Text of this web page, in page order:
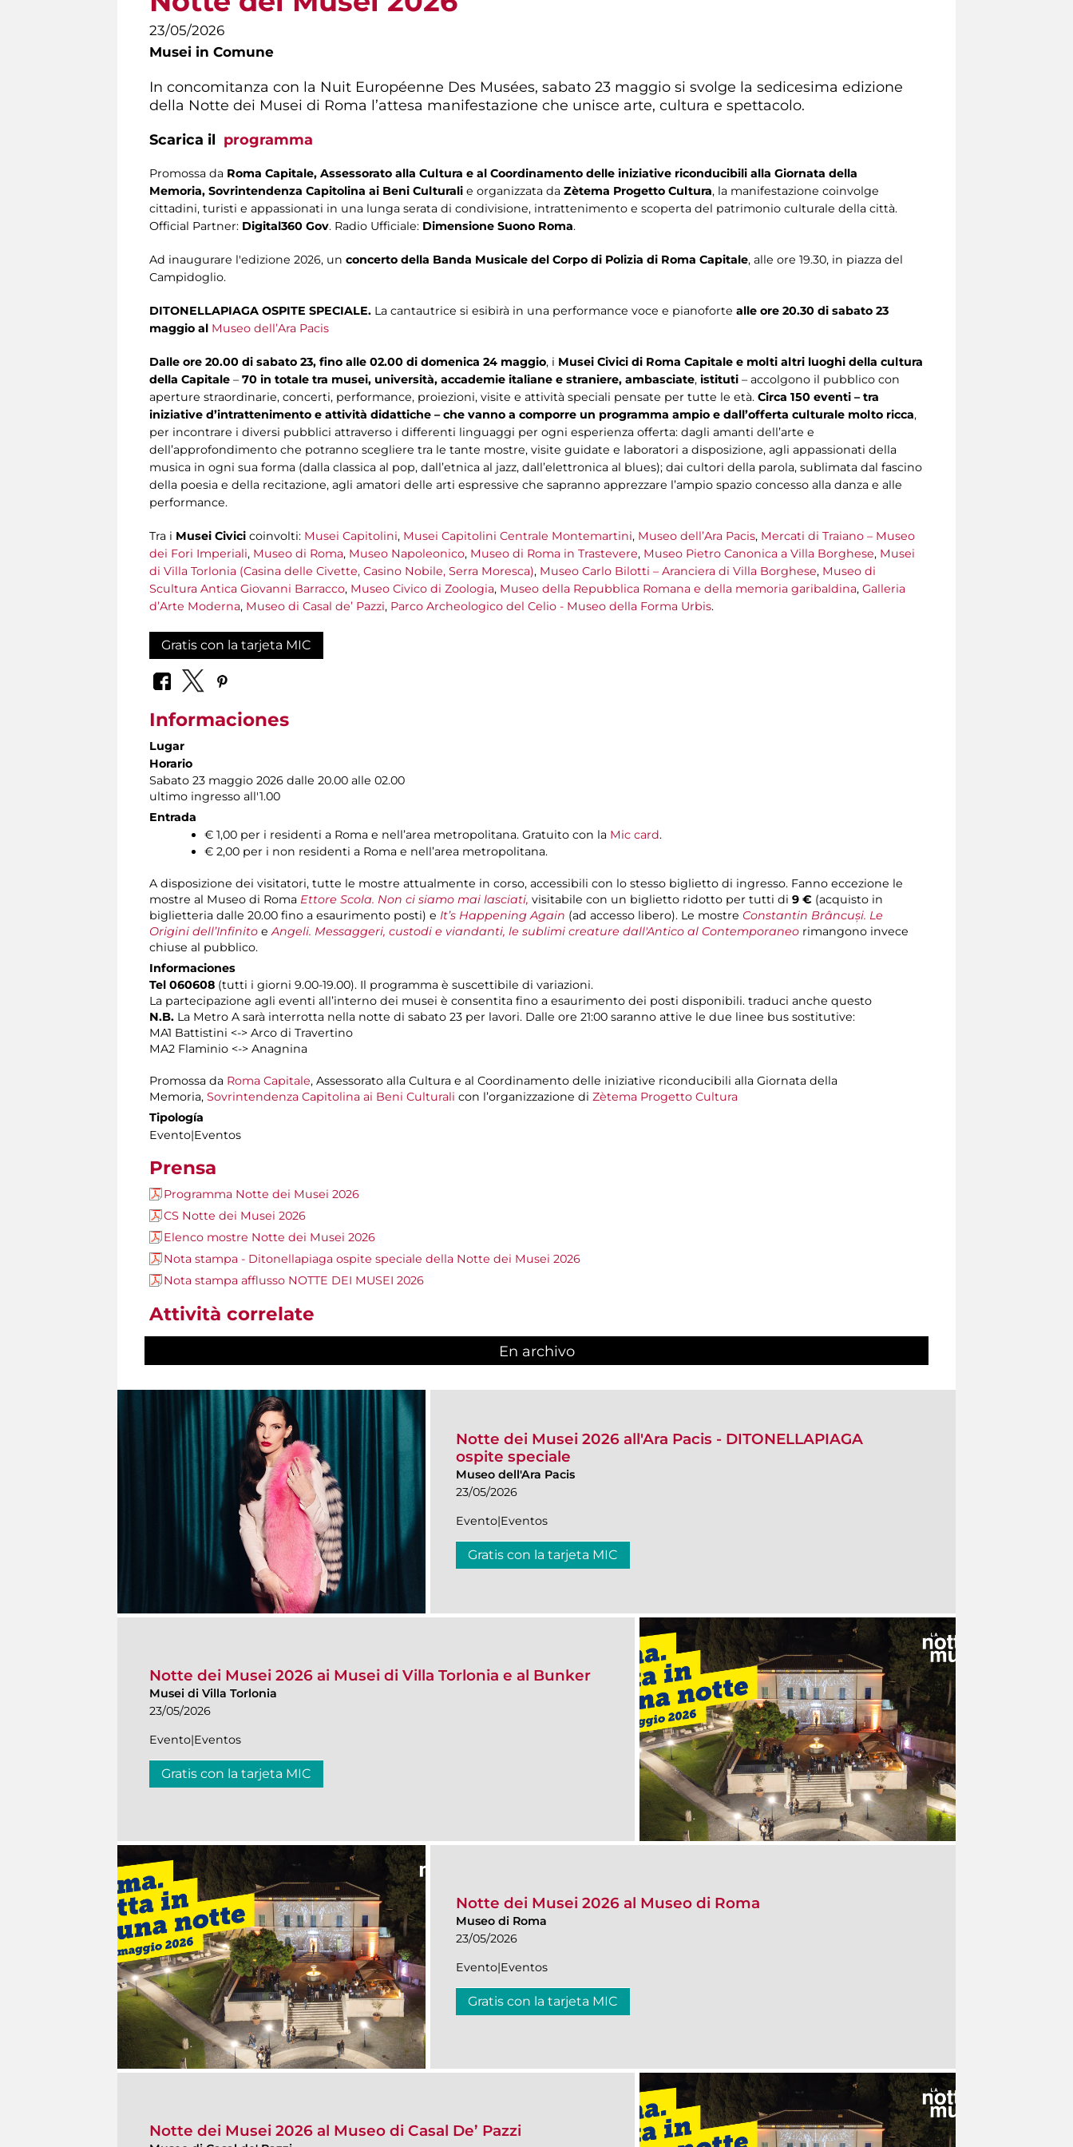
23/05/2026
Musei in Comune
In concomitanza con la Nuit Européenne Des Musées, sabato 23 maggio si svolge la sedicesima edizione
della Notte dei Musei di Roma l’attesa manifestazione che unisce arte, cultura e spettacolo.
Scarica il programma
Promossa da Roma Capitale, Assessorato alla Cultura e al Coordinamento delle iniziative riconducibili alla Giornata della
Memoria, Sovrintendenza Capitolina ai Beni Culturali e organizzata da Zètema Progetto Cultura, la manifestazione coinvolge
cittadini, turisti e appassionati in una lunga serata di condivisione, intrattenimento e scoperta del patrimonio culturale della città.
Official Partner: Digital360 Gov. Radio Ufficiale: Dimensione Suono Roma.
Ad inaugurare l'edizione 2026, un concerto della Banda Musicale del Corpo di Polizia di Roma Capitale, alle ore 19.30, in piazza del
Campidoglio.
DITONELLAPIAGA OSPITE SPECIALE. La cantautrice si esibirà in una performance voce e pianoforte alle ore 20.30 di sabato 23
maggio al Museo dell’Ara Pacis
Dalle ore 20.00 di sabato 23, fino alle 02.00 di domenica 24 maggio, i Musei Civici di Roma Capitale e molti altri luoghi della cultura
della Capitale – 70 in totale tra musei, università, accademie italiane e straniere, ambasciate, istituti – accolgono il pubblico con
aperture straordinarie, concerti, performance, proiezioni, visite e attività speciali pensate per tutte le età. Circa 150 eventi – tra
iniziative d’intrattenimento e attività didattiche – che vanno a comporre un programma ampio e dall’offerta culturale molto ricca,
per incontrare i diversi pubblici attraverso i differenti linguaggi per ogni esperienza offerta: dagli amanti dell’arte e
dell’approfondimento che potranno scegliere tra le tante mostre, visite guidate e laboratori a disposizione, agli appassionati della
musica in ogni sua forma (dalla classica al pop, dall’etnica al jazz, dall’elettronica al blues); dai cultori della parola, sublimata dal fascino
della poesia e della recitazione, agli amatori delle arti espressive che sapranno apprezzare l’ampio spazio concesso alla danza e alle
performance.
Tra i Musei Civici coinvolti: Musei Capitolini, Musei Capitolini Centrale Montemartini, Museo dell’Ara Pacis, Mercati di Traiano – Museo
dei Fori Imperiali, Museo di Roma, Museo Napoleonico, Museo di Roma in Trastevere, Museo Pietro Canonica a Villa Borghese, Musei
di Villa Torlonia (Casina delle Civette, Casino Nobile, Serra Moresca), Museo Carlo Bilotti – Aranciera di Villa Borghese, Museo di
Scultura Antica Giovanni Barracco, Museo Civico di Zoologia, Museo della Repubblica Romana e della memoria garibaldina, Galleria
d’Arte Moderna, Museo di Casal de’ Pazzi, Parco Archeologico del Celio - Museo della Forma Urbis.
Gratis con la tarjeta MIC
Informaciones
Lugar
Horario
Sabato 23 maggio 2026 dalle 20.00 alle 02.00
ultimo ingresso all'1.00
Entrada
€ 1,00 per i residenti a Roma e nell’area metropolitana. Gratuito con la Mic card.
€ 2,00 per i non residenti a Roma e nell’area metropolitana.
A disposizione dei visitatori, tutte le mostre attualmente in corso, accessibili con lo stesso biglietto di ingresso. Fanno eccezione le
mostre al Museo di Roma Ettore Scola. Non ci siamo mai lasciati, visitabile con un biglietto ridotto per tutti di 9 € (acquisto in
biglietteria dalle 20.00 fino a esaurimento posti) e It’s Happening Again (ad accesso libero). Le mostre Constantin Brâncuși. Le
Origini dell’Infinito eAngeli. Messaggeri, custodi e viandanti, le sublimi creature dall'Antico al Contemporaneo rimangono invece
chiuse al pubblico.
Informaciones
Tel 060608 (tutti i giorni 9.00-19.00). Il programma è suscettibile di variazioni.
La partecipazione agli eventi all’interno dei musei è consentita fino a esaurimento dei posti disponibili. traduci anche questo
N.B. La Metro A sarà interrotta nella notte di sabato 23 per lavori. Dalle ore 21:00 saranno attive le due linee bus sostitutive:
MA1 Battistini <-> Arco di Travertino
MA2 Flaminio <-> Anagnina
Promossa da Roma Capitale, Assessorato alla Cultura e al Coordinamento delle iniziative riconducibili alla Giornata della
Memoria, Sovrintendenza Capitolina ai Beni Culturali con l’organizzazione di Zètema Progetto Cultura
Tipología
Evento|Eventos
Prensa
Programma Notte dei Musei 2026
CS Notte dei Musei 2026
Elenco mostre Notte dei Musei 2026
Nota stampa - Ditonellapiaga ospite speciale della Notte dei Musei 2026
Nota stampa afflusso NOTTE DEI MUSEI 2026
Attività correlate
En archivo
Notte dei Musei 2026 all'Ara Pacis - DITONELLAPIAGA
ospite speciale
Museo dell'Ara Pacis
23/05/2026
Evento|Eventos
Gratis con la tarjeta MIC
Notte dei Musei 2026 ai Musei di Villa Torlonia e al Bunker
Musei di Villa Torlonia
23/05/2026
Evento|Eventos
Gratis con la tarjeta MIC
Notte dei Musei 2026 al Museo di Roma
Museo di Roma
23/05/2026
Evento|Eventos
Gratis con la tarjeta MIC
Notte dei Musei 2026 al Museo di Casal De’ Pazzi